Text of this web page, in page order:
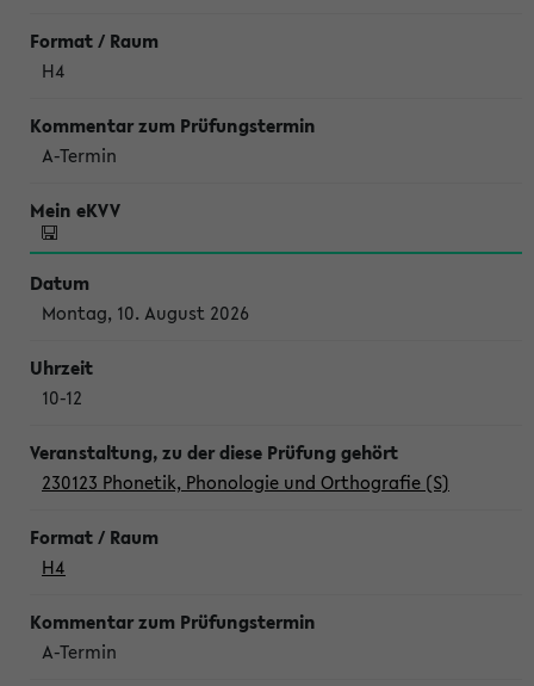
H4
A-Termin
Montag, 10. August 2026
10-12
230123 Phonetik, Phonologie und Orthografie (S)
H4
A-Termin